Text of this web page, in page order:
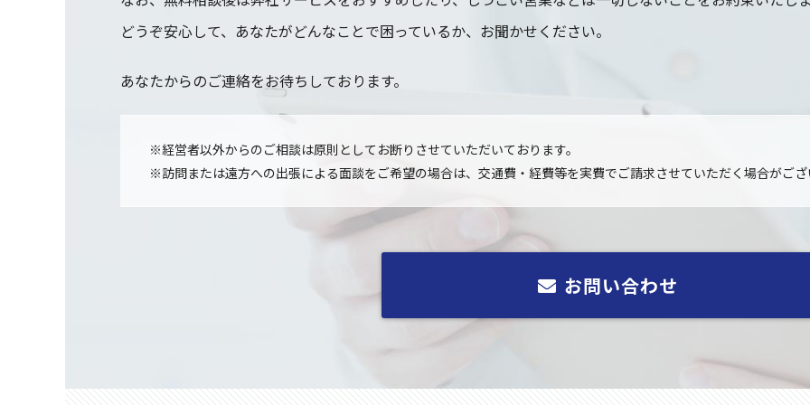
どうぞ安心して、あなたがどんなことで困っているか、お聞かせください。
あなたからのご連絡をお待ちしております。
※経営者以外からのご相談は原則としてお断りさせていただいております。
※訪問または遠方への出張による面談をご希望の場合は、交通費・経費等を実費でご請求させていただく場合がご
お問い合わせ